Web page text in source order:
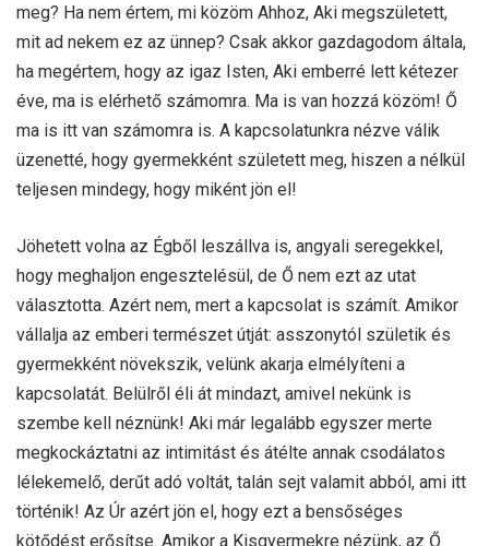
meg? Ha nem értem, mi közöm Ahhoz, Aki megszületett,
mit ad nekem ez az ünnep? Csak akkor gazdagodom általa,
ha megértem, hogy az igaz Isten, Aki emberré lett kétezer
éve, ma is elérhető számomra. Ma is van hozzá közöm! Ő
ma is itt van számomra is. A kapcsolatunkra nézve válik
üzenetté, hogy gyermekként született meg, hiszen a nélkül
teljesen mindegy, hogy miként jön el!
Jöhetett volna az Égből leszállva is, angyali seregekkel,
hogy meghaljon engesztelésül, de Ő nem ezt az utat
választotta. Azért nem, mert a kapcsolat is számít. Amikor
vállalja az emberi természet útját: asszonytól születik és
gyermekként növekszik, velünk akarja elmélyíteni a
kapcsolatát. Belülről éli át mindazt, amivel nekünk is
szembe kell néznünk! Aki már legalább egyszer merte
megkockáztatni az intimitást és átélte annak csodálatos
lélekemelő, derűt adó voltát, talán sejt valamit abból, ami itt
történik! Az Úr azért jön el, hogy ezt a bensőséges
kötődést erősítse. Amikor a Kisgyermekre nézünk, az Ő